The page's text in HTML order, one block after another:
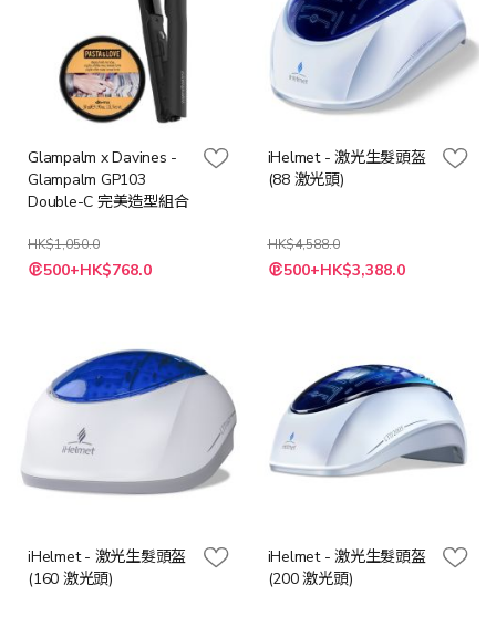
Glampalm x Davines -
Glampalm GP103
Double-C 完美造型組合
HK$1,050.0
特
殊 500+HK$768.0
iHelmet - 激光生髮頭盔
(88 激光頭)
HK$4,588.0
特
殊 500+HK$3,388.0
iHelmet - 激光生髮頭盔
(160 激光頭)
iHelmet - 激光生髮頭盔
(200 激光頭)